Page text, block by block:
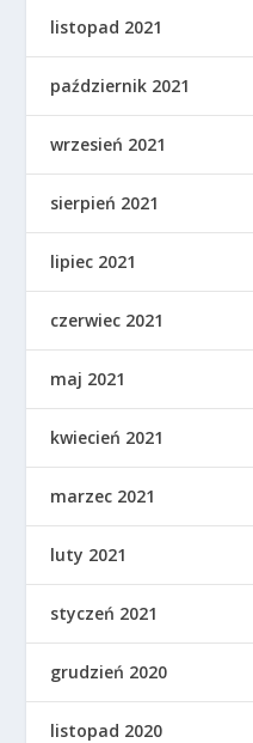
listopad 2021
październik 2021
wrzesień 2021
sierpień 2021
lipiec 2021
czerwiec 2021
maj 2021
kwiecień 2021
marzec 2021
luty 2021
styczeń 2021
grudzień 2020
listopad 2020